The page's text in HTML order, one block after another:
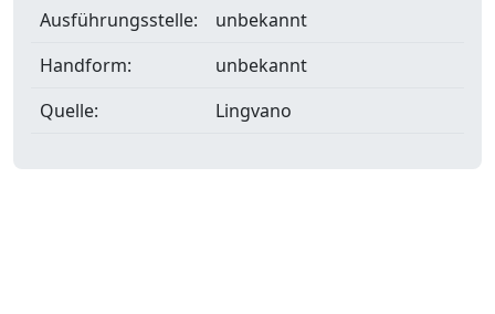
Ausführungsstelle:
unbekannt
Handform:
unbekannt
Quelle:
Lingvano